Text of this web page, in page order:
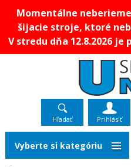
Momentálne
šijacie stroje, ktoré
V stredu dňa 12.8.2026
Hľadať Prihlásiť
Vyberte si kategóriu